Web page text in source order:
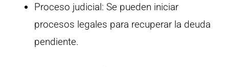
Proceso judicial: Se pueden iniciar
procesos legales para recuperar la deuda
pendiente.